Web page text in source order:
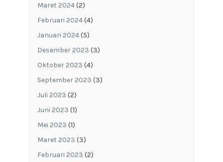
Maret 2024(2)
Februari 2024(4)
Januari 2024(5)
Desember 2023 (3)
Oktober 2023 (4)
September 2023 (3)
Juli 2023 (2)
Juni 2023 (1)
Mei 2023 (1)
Maret 2023 (3)
Februari 2023 (2)